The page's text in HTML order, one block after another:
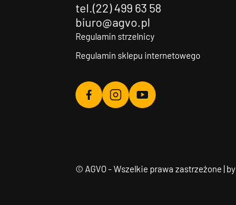
tel.(22) 499 63 58
biuro@agvo.pl
Regulamin strzelnicy
Regulamin sklepu internetowego
Agvo
Agvo
Agvo
© AGVO - Wszelkie prawa zastrzeżone | by